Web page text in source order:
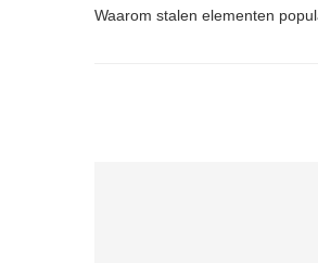
Waarom stalen elementen